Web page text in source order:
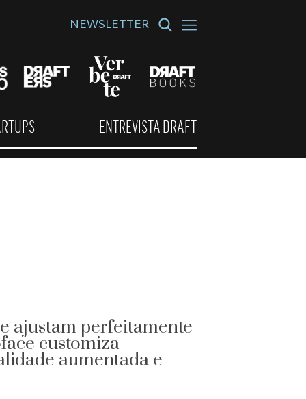
NEWSLETTER
ENTREVISTA DRAFT
ajustam perfeitamente
customiza
aumentada e